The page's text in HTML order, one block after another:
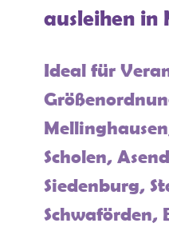
ausleihen in
Ideal für
Scholen,
Siedenburg,
Schwaförden,